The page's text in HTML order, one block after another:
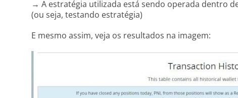
→ A estratégia utilizada está sendo operada dentro
(ou seja, testando estratégia)
E mesmo assim, veja os resultados na imagem: